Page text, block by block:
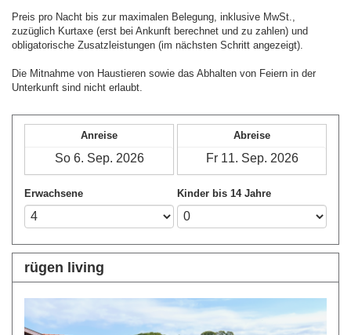
Preis pro Nacht bis zur maximalen Belegung, inklusive MwSt.,
zuzüglich Kurtaxe (erst bei Ankunft berechnet und zu zahlen) und
obligatorische Zusatzleistungen (im nächsten Schritt angezeigt).
Die Mitnahme von Haustieren sowie das Abhalten von Feiern in der
Unterkunft sind nicht erlaubt.
Anreise Abreise
Erwachsene Kinder bis 14 Jahre
rügen living
Next